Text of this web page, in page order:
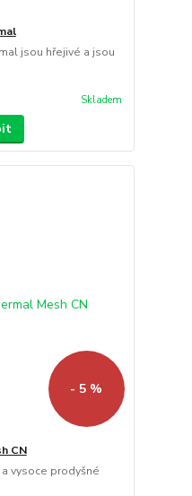
jsou hřejivé a jsou
Skladem
- 5 %
CN
vysoce prodyšné